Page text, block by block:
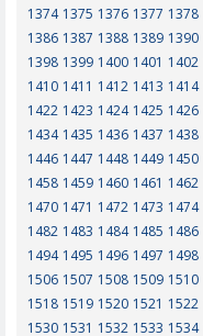
1374 1375 1376 1377 1378
1386 1387 1388 1389 1390
1398 1399 1400 1401 1402
1410 1411 1412 1413 1414
1422 1423 1424 1425 1426
1434 1435 1436 1437 1438
1446 1447 1448 1449 1450
1458 1459 1460 1461 1462
1470 1471 1472 1473 1474
1482 1483 1484 1485 1486
1494 1495 1496 1497 1498
1506 1507 1508 1509 1510
1518 1519 1520 1521 1522
1530 1531 1532 1533 1534